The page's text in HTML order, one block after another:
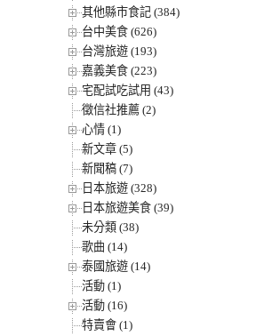
其他縣市食記 (384)
台中美食 (626)
台灣旅遊 (193)
嘉義美食 (223)
宅配試吃試用 (43)
徵信社推薦 (2)
心情 (1)
新文章 (5)
新聞稿 (7)
日本旅遊 (328)
日本旅遊美食 (39)
未分類 (38)
歌曲 (14)
泰國旅遊 (14)
活動 (1)
活動 (16)
特賣會 (1)